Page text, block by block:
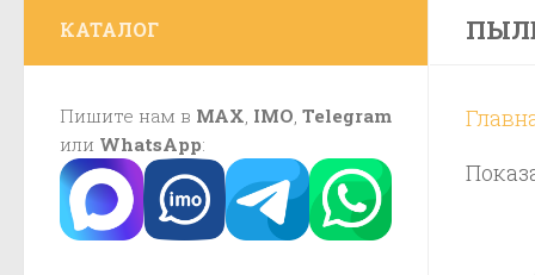
КАТАЛОГ
Пишите нам в MAX IMO Telegram
или WhatsApp: